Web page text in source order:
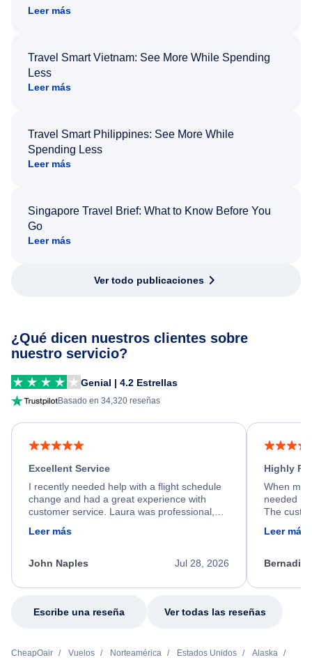
Leer más
Travel Smart Vietnam: See More While Spending
Less
Leer más
Travel Smart Philippines: See More While
Spending Less
Leer más
Singapore Travel Brief: What to Know Before You
Go
Leer más
Ver todo publicaciones
¿Qué dicen nuestros clientes sobre
nuestro servicio?
Genial | 4.2 Estrellas
Basado en 34,320 reseñas
Excellent Service
I recently needed help with a flight schedule
change and had a great experience with
customer service. Laura was professional,
friendly, and very helpful throughout the
process. She quickly found a solution and
appreciate her excellent service.
Leer más
Jul 28, 2026
John Naples
Highly
When my
needed
The
calm,
my issue.
Leer más
Escribe una reseña Ver todas las reseñas
CheapOair Vuelos Norteamérica Estados Unidos
Alaska